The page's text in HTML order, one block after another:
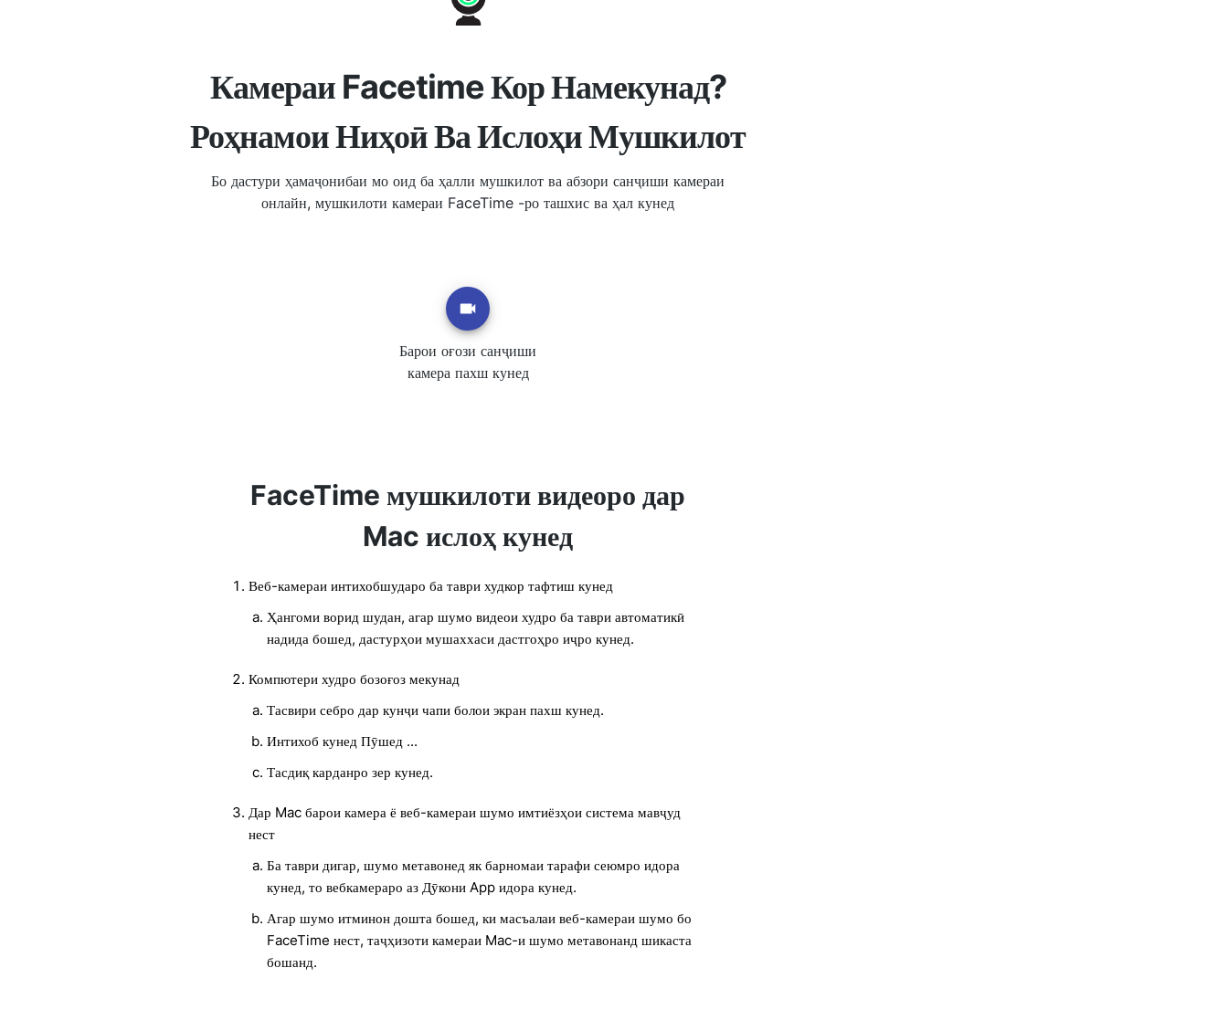
Камераи Facetime Кор Намекунад?
Роҳнамои Ниҳоӣ Ва Ислоҳи Мушкилот
Бо дастури ҳамаҷонибаи мо оид ба ҳалли мушкилот ва абзори санҷиши камераи
онлайн, мушкилоти камераи FaceTime -ро ташхис ва ҳал кунед
Барои оғози санҷиши
камера пахш кунед
FaceTime мушкилоти видеоро дар
Mac ислоҳ кунед
Веб-камераи интихобшударо ба таври худкор тафтиш кунед
Ҳангоми ворид шудан, агар шумо видеои худро ба таври автоматикӣ
надида бошед, дастурҳои мушаххаси дастгоҳро иҷро кунед.
Компютери худро бозоғоз мекунад
Тасвири себро дар кунҷи чапи болои экран пахш кунед.
Интихоб кунед Пӯшед ...
Тасдиқ карданро зер кунед.
Дар Mac барои камера ё веб-камераи шумо имтиёзҳои система мавҷуд
нест
Ба таври дигар, шумо метавонед як барномаи тарафи сеюмро идора
кунед, то вебкамераро аз Дӯкони App идора кунед.
Агар шумо итминон дошта бошед, ки масъалаи веб-камераи шумо бо
FaceTime нест, таҷҳизоти камераи Mac-и шумо метавонанд шикаста
бошанд.